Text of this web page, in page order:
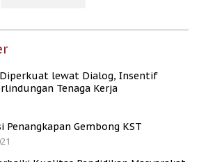
Diperkuat lewat Dialog, Insentif
Tenaga Kerja
Penangkapan Gembong KST